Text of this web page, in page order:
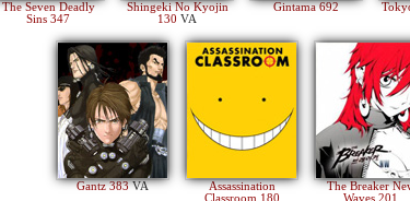
The Seven Deadly
Sins 347
Shingeki No Kyojin
130 VA
Gintama 692
Gantz 383VA
Assassination
Classroom 180
The Breaker
Waves 201